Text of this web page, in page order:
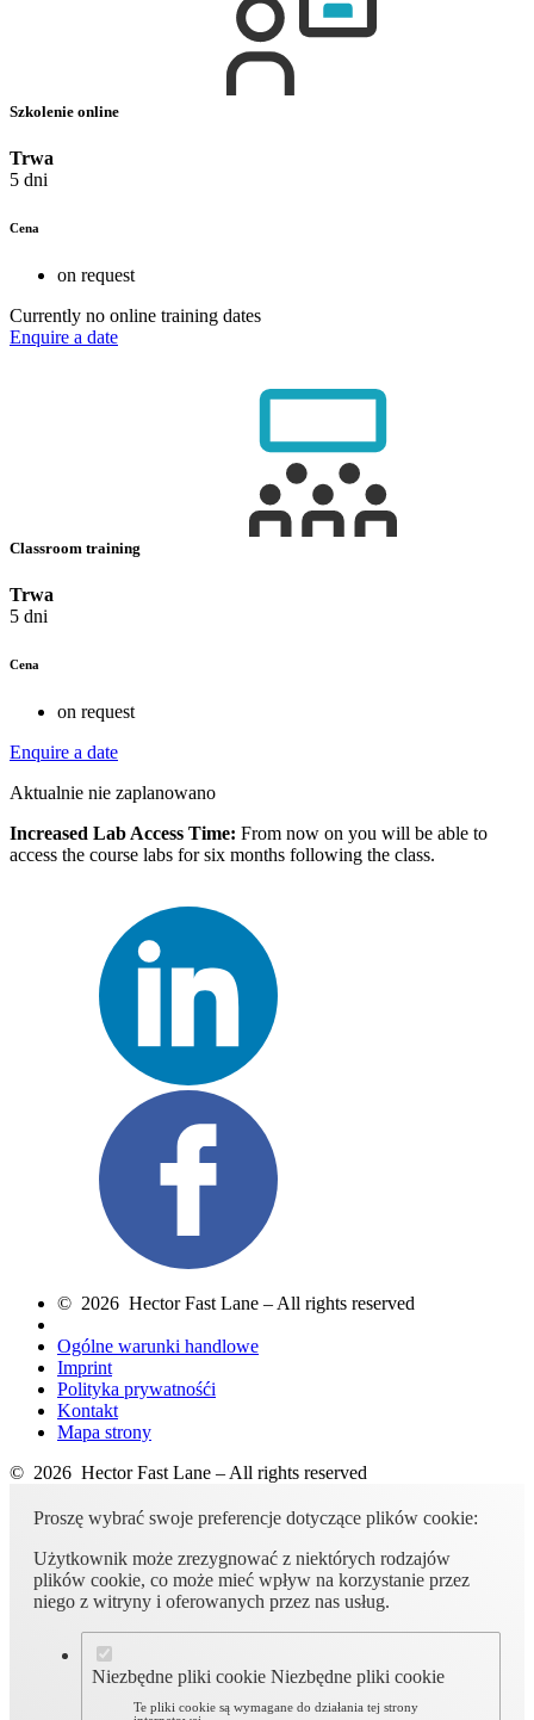
Szkolenie online
Trwa
5 dni
Cena
on request
Currently no online training dates
Enquire a date
Classroom training
Trwa
5 dni
Cena
on request
Enquire a date
Aktualnie nie zaplanowano
Increased Lab Access Time: From now on you will be able to
access the course labs for six months following the class.
© 2026 Hector Fast Lane – All rights reserved
Ogólne warunki handlowe
Imprint
Polityka prywatnośći
Kontakt
Mapa strony
© 2026 Hector Fast Lane – All rights reserved
Proszę wybrać swoje preferencje dotyczące plików cookie:
Użytkownik może zrezygnować z niektórych rodzajów
plików cookie, co może mieć wpływ na korzystanie przez
niego z witryny i oferowanych przez nas usług.
Niezbędne pliki cookie Niezbędne pliki cookie
Te pliki cookie są wymagane do działania tej strony